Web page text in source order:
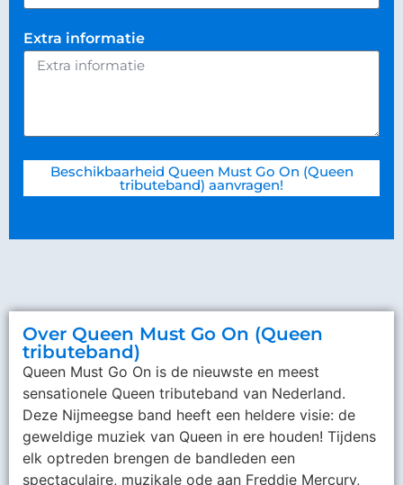
Extra informatie
Beschikbaarheid Queen Must Go On (Queen
tributeband) aanvragen!
Over Queen Must Go On (Queen
tributeband)
Queen Must Go On is de nieuwste en meest
sensationele Queen tributeband van Nederland.
Deze Nijmeegse band heeft een heldere visie: de
geweldige muziek van Queen in ere houden! Tijdens
elk optreden brengen de bandleden een
spectaculaire, muzikale ode aan Freddie Mercury,